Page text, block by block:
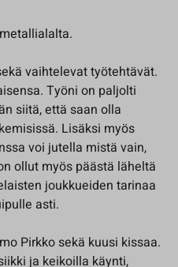
vaihtelevat työtehtävät.
Työni on paljolti
siitä, että saan olla
Lisäksi myös
voi jutella mistä vain,
ollut myös päästä läheltä
joukkueiden tarinaa
asti.
Pirkko sekä kuusi kissaa.
ja keikoilla käynti,